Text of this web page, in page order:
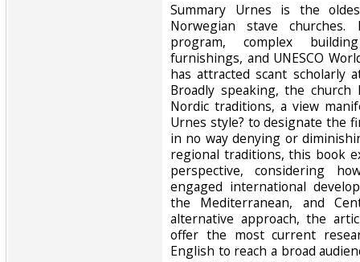
‎Summary Urnes is the
Norwegian stave
program, complex
furnishings, and UNESCO
has attracted scant scholarly
Broadly speaking, the
Nordic traditions, a view
Urnes style? to designate the
in no way denying or
regional traditions, this book
perspective, considering
engaged international
the Mediterranean, and
alternative approach, the
offer the most current
English to reach a broad